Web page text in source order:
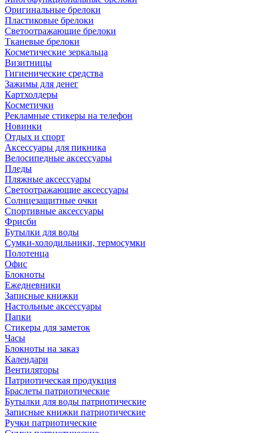
Оригинальные брелоки
Пластиковые брелоки
Светоотражающие брелоки
Тканевые брелоки
Косметические зеркальца
Визитницы
Гигиенические средства
Зажимы для денег
Картхолдеры
Косметички
Рекламные стикеры на телефон
Новинки
Отдых и спорт
Аксессуары для пикника
Велосипедные аксессуары
Пледы
Пляжные аксессуары
Светоотражающие аксессуары
Солнцезащитные очки
Спортивные аксессуары
Фрисби
Бутылки для воды
Сумки-холодильники, термосумки
Полотенца
Офис
Блокноты
Ежедневники
Записные книжки
Настольные аксессуары
Папки
Стикеры для заметок
Часы
Блокноты на заказ
Календари
Вентиляторы
Патриотическая продукция
Браслеты патриотические
Бутылки для воды патриотические
Записные книжки патриотические
Ручки патриотические